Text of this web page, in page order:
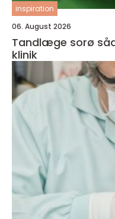
inspiration
06. August 2026
Tandlæge sorø sådan vælger du den rette
klinik